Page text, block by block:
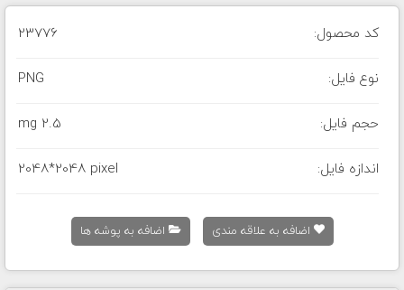
کد محصول: 23776
نوع فایل: PNG
حجم فایل: 2.5 mg
اندازه فایل: 2048*2048 pixel
اضافه به علاقه مندی اضافه به پوشه ها